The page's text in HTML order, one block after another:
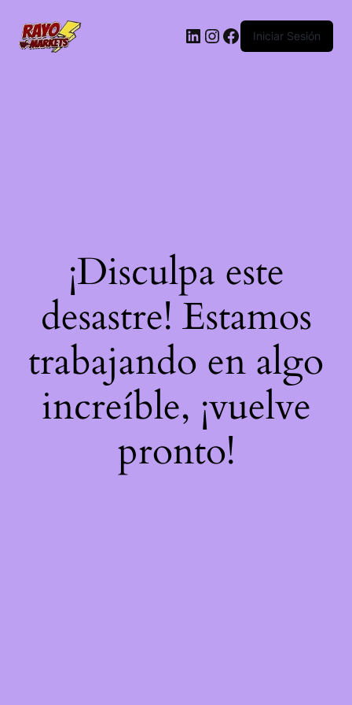
LinkedIn
Instagram
Facebook
Iniciar Sesión
¡Disculpa este
desastre! Estamos
trabajando en algo
increíble, ¡vuelve
pronto!